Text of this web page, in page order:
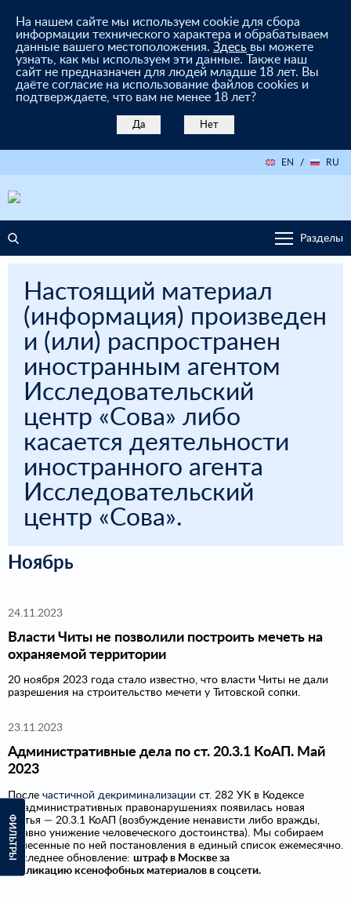
На нашем сайте мы используем cookie для сбора
информации технического характера и обрабатываем
данные вашего местоположения. Здесь вы можете
узнать, как мы используем эти данные. Также наш
сайт не предназначен для людей младше 18 лет. Вы
даёте согласие на использование файлов cookies и
подтверждаете, что вам не менее 18 лет?
Да Нет
EN / RU
Разделы
Настоящий материал
(информация) произведен
и (или) распространен
иностранным агентом
Исследовательский
центр «Сова» либо
касается деятельности
иностранного агента
Исследовательский
центр «Сова».
ФИЛЬТРЫ
Ноябрь
24.11.2023
Власти Читы не позволили построить мечеть на
охраняемой территории
20 ноября 2023 года стало известно, что власти Читы не дали
разрешения на строительство мечети у Титовской сопки.
23.11.2023
Административные дела по ст. 20.3.1 КоАП. Май
2023
После частичной декриминализации ст. 282 УК в Кодексе
об административных правонарушениях появилась новая
статья — 20.3.1 КоАП (возбуждение ненависти либо вражды,
а равно унижение человеческого достоинства). Мы собираем
вынесенные по ней постановления в единый список ежемесячно.
Последнее обновление: штраф в Москве за
публикацию ксенофобных материалов в соцсети.